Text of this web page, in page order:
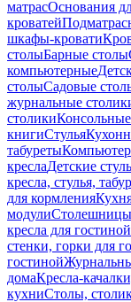
матрасОснования
кроватей
шкафы-кровати
столыБарные столы
компьютерные
столыСадовые
журнальные
столики
книгиСтулья
табуреты
креслаДетские
кресла, стулья,
для кормления
модули
кресла для гостиной
стенки, горки для
гостиной
домаКресла-
кухниСтолы,